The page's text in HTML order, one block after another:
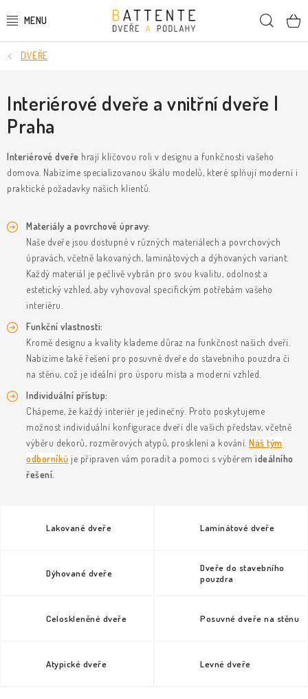
na
DVEŘE
SMRKOVÉ DVEŘE
PODLAHY
LIŠTY A DEKORAČNÍ PRVKY
SKRYTÉ ZÁRUBNĚ
STAVEBNÍ POUZDRA
KLIKY & KOVÁNÍ
B2B REALIZACE Kontakty O nás
Proč s námi
Vrácení, výměna zboží
Obchodní podmínky
Reklamační řád
Posuzování Jakosti
GDPR
DVEŘE
Interiérové dveře a vnitřní dveře |
Praha
Interiérové dveře hrají klíčovou roli v designu a funkčnosti vašeho
domova. Nabízíme specializovanou škálu modelů, které splňují moderní i
praktické požadavky našich klientů.
Materiály a povrchové úpravy:
Naše dveře jsou dostupné v různých materiálech a povrchových
úpravách, včetně lakovaných, laminátových a dýhovaných variant.
Každý materiál je pečlivě vybrán pro svou kvalitu, odolnost a
estetický vzhled, aby vyhovoval specifickým potřebám vašeho
interiéru.
Funkční vlastnosti:
Kromě designu a kvality klademe důraz na funkčnost našich dveří.
Nabízíme také řešení pro posuvné dveře do stavebního pouzdra či
na stěnu, což je ideální pro úsporu místa a moderní vzhled.
Individuální přístup:
Chápeme, že každý interiér je jedinečný. Proto poskytujeme
možnost individuální konfigurace dveří dle vašich představ, včetně
výběru dekorů, rozměrových atypů, prosklení a kování. Náš tým
odborníků je připraven vám poradit a pomoci s výběrem ideálního
řešení.
Lakované dveře Laminátové dveře
Dýhované dveře
Dveře do stavebního
pouzdra
Celoskleněné dveře Posuvné dveře na stěnu
Atypické dveře Levné dveře